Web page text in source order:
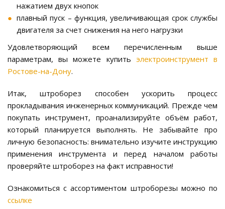
нажатием двух кнопок
плавный пуск – функция, увеличивающая срок службы
двигателя за счет снижения на него нагрузки
Удовлетворяющий всем перечисленным выше
параметрам, вы можете купить электроинструмент в
Ростове-на-Дону.
Итак, штроборез способен ускорить процесс
прокладывания инженерных коммуникаций. Прежде чем
покупать инструмент, проанализируйте объём работ,
который планируется выполнять. Не забывайте про
личную безопасность: внимательно изучите инструкцию
применения инструмента и перед началом работы
проверяйте штроборез на факт исправности!
Ознакомиться с ассортиментом штроборезы можно по
ссылке